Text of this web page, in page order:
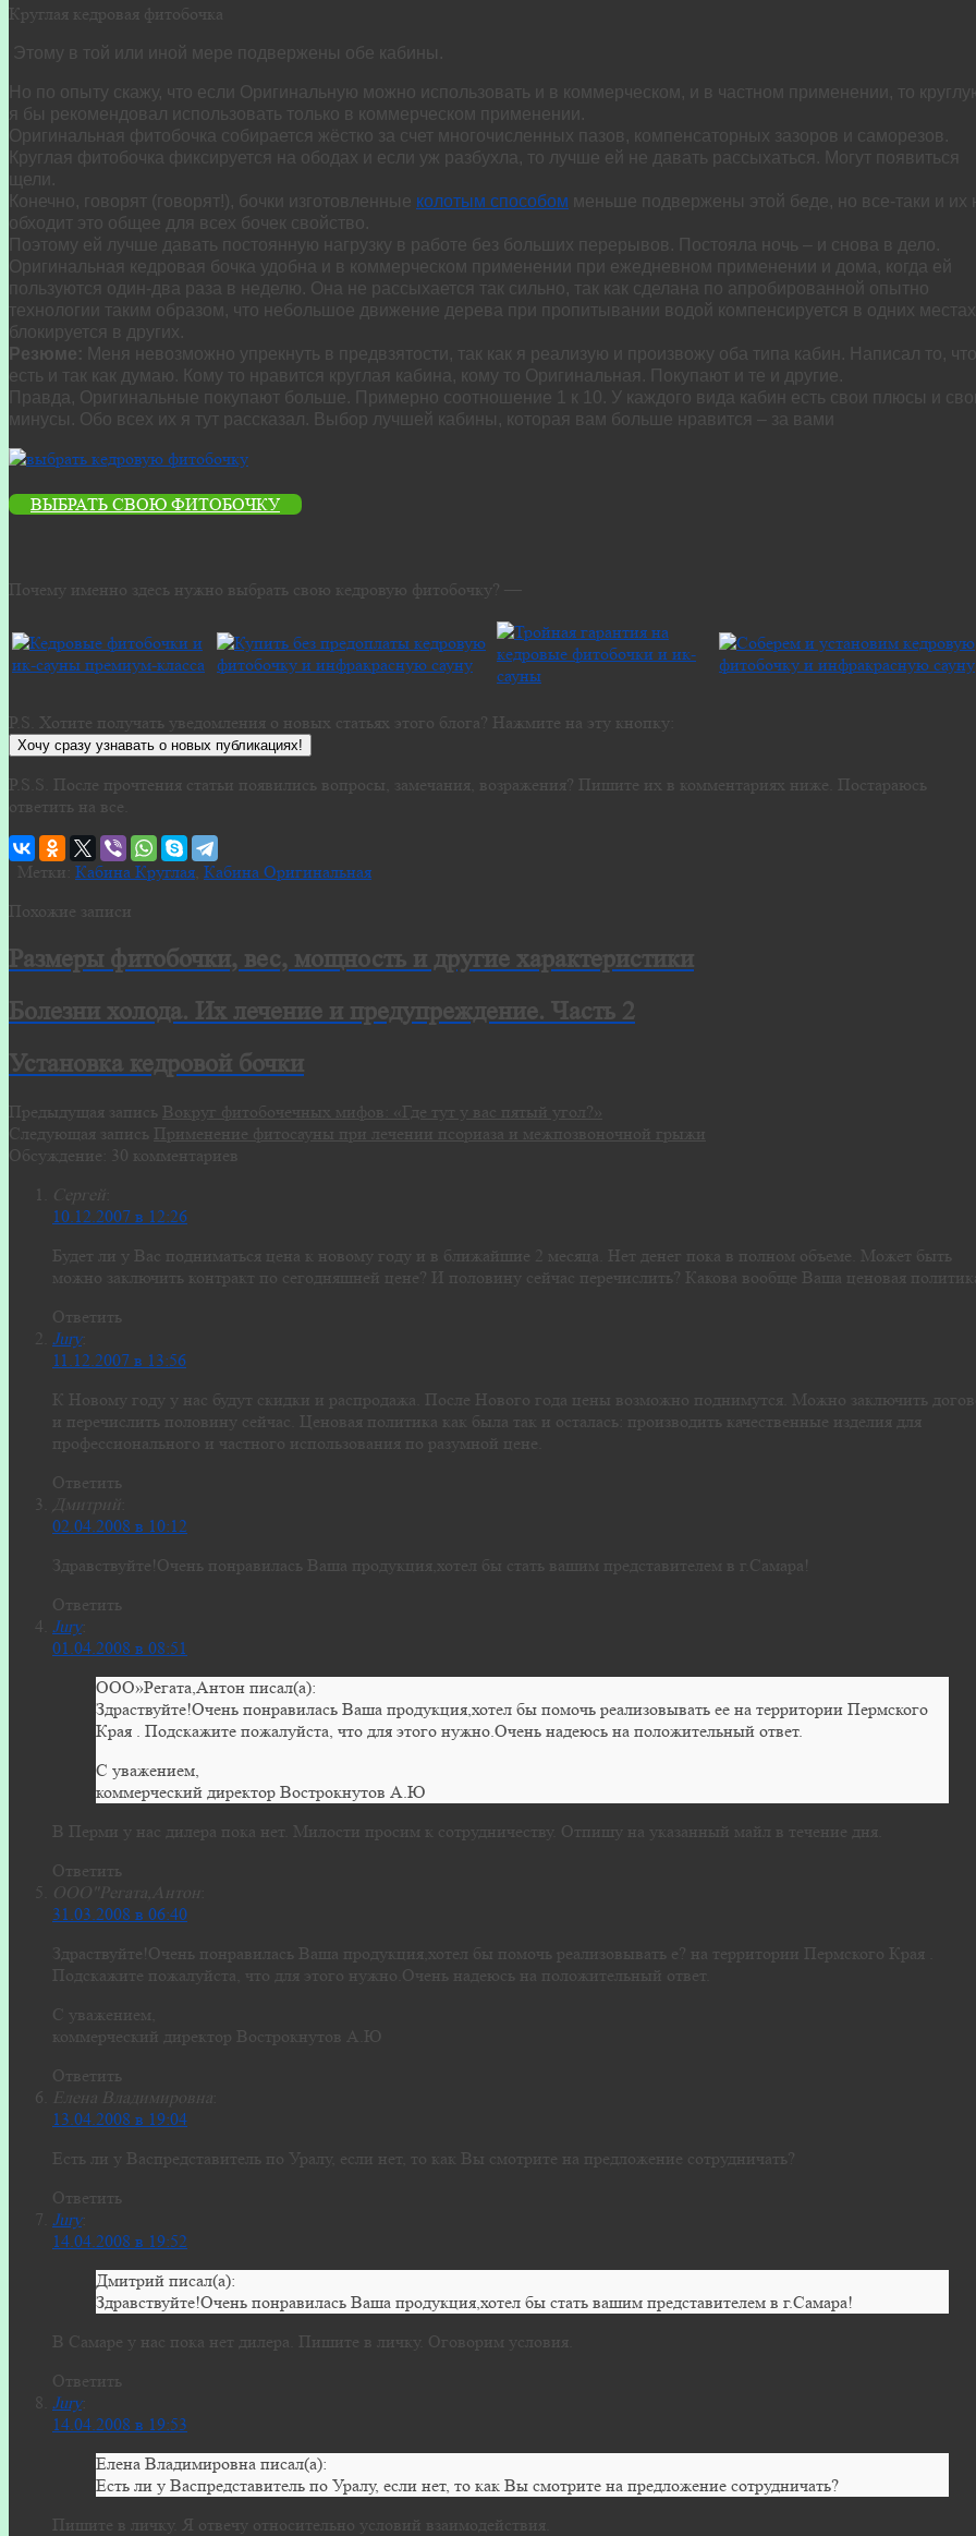
Круглая кедровая фитобочка
Этому в той или иной мере подвержены обе кабины.
Но по опыту скажу, что если Оригинальную можно использовать и в коммерческом, и в частном применении, то
я бы рекомендовал использовать только в коммерческом применении.
Оригинальная фитобочка собирается жёстко за счет многочисленных пазов, компенсаторных зазоров и саморезов.
Круглая фитобочка фиксируется на ободах и если уж разбухла, то лучше ей не давать рассыхаться. Могут появиться
щели.
Конечно, говорят (говорят!), бочки изготовленные колотым способом меньше подвержены этой беде, но все-таки и их
обходит это общее для всех бочек свойство.
Поэтому ей лучше давать постоянную нагрузку в работе без больших перерывов. Постояла ночь – и снова в дело.
Оригинальная кедровая бочка удобна и в коммерческом применении при ежедневном применении и дома, когда ей
пользуются один-два раза в неделю. Она не рассыхается так сильно, так как сделана по апробированной опытно
технологии таким образом, что небольшое движение дерева при пропитывании водой компенсируется в одних местах
блокируется в других.
Резюме: Меня невозможно упрекнуть в предвзятости, так как я реализую и произвожу оба типа кабин. Написал то, что
есть и так как думаю. Кому то нравится круглая кабина, кому то Оригинальная. Покупают и те и другие.
Правда, Оригинальные покупают больше. Примерно соотношение 1 к 10. У каждого вида кабин есть свои плюсы и свои
минусы. Обо всех их я тут рассказал. Выбор лучшей кабины, которая вам больше нравится – за вами
ВЫБРАТЬ СВОЮ ФИТОБОЧКУ
Почему именно здесь нужно выбрать свою кедровую фитобочку? —
P.S. Хотите получать уведомления о новых статьях этого блога? Нажмите на эту кнопку:
Хочу сразу узнавать о новых публикациях!
P.S.S. После прочтения статьи появились вопросы, замечания, возражения? Пишите их в комментариях ниже. Постараюсь
ответить на все.
Метки: Кабина Круглая Кабина Оригинальная
Похожие записи
Размеры фитобочки, вес, мощность и другие характеристики
Болезни холода. Их лечение и предупреждение. Часть 2
Установка кедровой бочки
Предыдущая запись Вокруг фитобочечных мифов: «Где тут у вас пятый угол?»
Следующая запись Применение фитосауны при лечении псориаза и межпозвоночной грыжи
Обсуждение: 30 комментариев
Сергей
10.12.2007 в 12:26
Будет ли у Вас подниматься цена к новому году и в ближайшие 2 месяца. Нет денег пока в полном объеме. Может быть
можно заключить контракт по сегодняшней цене? И половину сейчас перечислить? Какова вообще Ваша ценовая
Ответить
Jury:
11.12.2007 в 13:56
К Новому году у нас будут скидки и распродажа. После Нового года цены возможно поднимутся. Можно заключить
и перечислить половину сейчас. Ценовая политика как была так и осталась: производить качественные изделия для
профессионального и частного использования по разумной цене.
Ответить
Дмитрий
02.04.2008 в 10:12
Здравствуйте!Очень понравилась Ваша продукция,хотел бы стать вашим представителем в г.Самара!
Ответить
Jury:
01.04.2008 в 08:51
ООО»Регата,Антон писал(а):
Здраствуйте!Очень понравилась Ваша продукция,хотел бы помочь реализовывать ее на территории Пермского
Края . Подскажите пожалуйста, что для этого нужно.Очень надеюсь на положительный ответ.
С уважением,
коммерческий директор Вострокнутов А.Ю
В Перми у нас дилера пока нет. Милости просим к сотрудничеству. Отпишу на указанный майл в течение дня.
Ответить
ООО"Регата,Антон
31.03.2008 в 06:40
Здраствуйте!Очень понравилась Ваша продукция,хотел бы помочь реализовывать е? на территории Пермского Края .
Подскажите пожалуйста, что для этого нужно.Очень надеюсь на положительный ответ.
С уважением,
коммерческий директор Вострокнутов А.Ю
Ответить
Елена Владимировна
13.04.2008 в 19:04
Есть ли у Васпредставитель по Уралу, если нет, то как Вы смотрите на предложение сотрудничать?
Ответить
Jury:
14.04.2008 в 19:52
Дмитрий писал(а):
Здравствуйте!Очень понравилась Ваша продукция,хотел бы стать вашим представителем в г.Самара!
В Самаре у нас пока нет дилера. Пишите в личку. Оговорим условия.
Ответить
Jury:
14.04.2008 в 19:53
Елена Владимировна писал(а):
Есть ли у Васпредставитель по Уралу, если нет, то как Вы смотрите на предложение сотрудничать?
Пишите в личку. Я отвечу относительно условий взаимодействия.